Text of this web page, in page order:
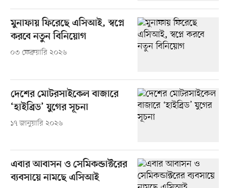
মুনাফায় ফিরেছে এসিআই, স্বপ্নে
করবে নতুন বিনিয়োগ
০৩ ফেব্রুয়ারি ২০২৬
দেশের মোটরসাইকেল বাজারে
‘হাইব্রিড’ যুগের সূচনা
১৭ জানুয়ারি ২০২৬
এবার আবাসন ও সেমিকন্ডাক্টরের
ব্যবসায়ে নামছে এসিআই